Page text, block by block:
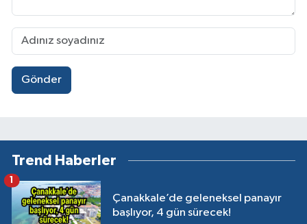
Gönder
Trend Haberler
Çanakkale’de geleneksel panayır
başlıyor, 4 gün sürecek!
1